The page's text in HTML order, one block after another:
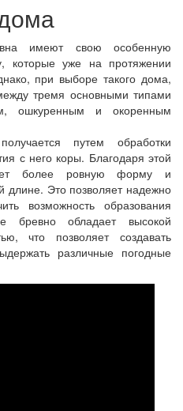
имеют свою особенную
которые уже на протяжении
при выборе такого дома,
тремя основными типами
ошкуренным и окоренным
путем обработки
с него коры. Благодаря этой
более ровную форму и
длине. Это позволяет надежно
возможность образования
обладает высокой
что позволяет создавать
различные погодные